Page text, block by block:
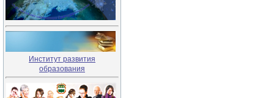
Институт развития
образования